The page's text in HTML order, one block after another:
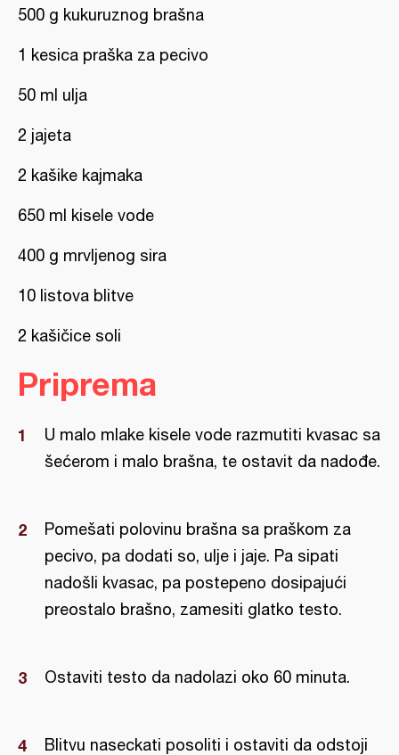
500 g kukuruznog brašna
1 kesica praška za pecivo
50 ml ulja
2 jajeta
2 kašike kajmaka
650 ml kisele vode
400 g mrvljenog sira
10 listova blitve
2 kašičice soli
Priprema
U malo mlake kisele vode razmutiti kvasac sa
šećerom i malo brašna, te ostavit da nadođe.
Pomešati polovinu brašna sa praškom za
pecivo, pa dodati so, ulje i jaje. Pa sipati
nadošli kvasac, pa postepeno dosipajući
preostalo brašno, zamesiti glatko testo.
Ostaviti testo da nadolazi oko 60 minuta.
Blitvu naseckati posoliti i ostaviti da odstoji